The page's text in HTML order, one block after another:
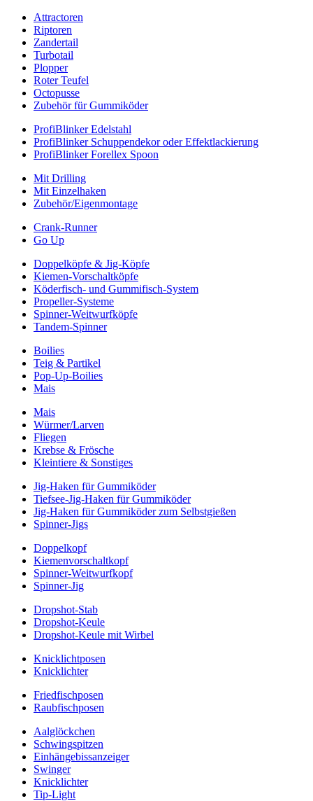
Attractoren
Riptoren
Zandertail
Turbotail
Plopper
Roter Teufel
Octopusse
Zubehör für Gummiköder
ProfiBlinker Edelstahl
ProfiBlinker Schuppendekor oder Effektlackierung
ProfiBlinker Forellex Spoon
Mit Drilling
Mit Einzelhaken
Zubehör/Eigenmontage
Crank-Runner
Go Up
Doppelköpfe & Jig-Köpfe
Kiemen-Vorschaltköpfe
Köderfisch- und Gummifisch-System
Propeller-Systeme
Spinner-Weitwurfköpfe
Tandem-Spinner
Boilies
Teig & Partikel
Pop-Up-Boilies
Mais
Mais
Würmer/Larven
Fliegen
Krebse & Frösche
Kleintiere & Sonstiges
Jig-Haken für Gummiköder
Tiefsee-Jig-Haken für Gummiköder
Jig-Haken für Gummiköder zum Selbstgießen
Spinner-Jigs
Doppelkopf
Kiemenvorschaltkopf
Spinner-Weitwurfkopf
Spinner-Jig
Dropshot-Stab
Dropshot-Keule
Dropshot-Keule mit Wirbel
Knicklichtposen
Knicklichter
Friedfischposen
Raubfischposen
Aalglöckchen
Schwingspitzen
Einhängebissanzeiger
Swinger
Knicklichter
Tip-Light